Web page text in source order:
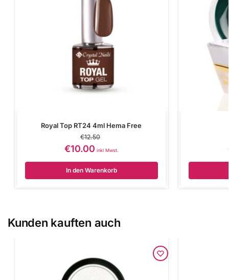
Royal Top RT24 4ml Hema Free
€12.50
€10.00 inkl Mwst.
In den Warenkorb
Kunden kauften auch